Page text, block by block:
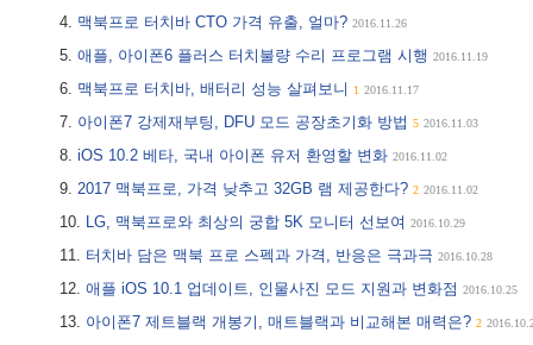
맥북프로 터치바 CTO 가격 유출, 얼마? 2016.11.26
애플, 아이폰6 플러스 터치불량 수리 프로그램 시행 2016.11.19
맥북프로 터치바, 배터리 성능 살펴보니 1 2016.11.17
아이폰7 강제재부팅, DFU 모드 공장초기화 방법 5 2016.11.03
iOS 10.2 베타, 국내 아이폰 유저 환영할 변화 2016.11.02
2017 맥북프로, 가격 낮추고 32GB 램 제공한다? 2 2016.11.02
LG, 맥북프로와 최상의 궁합 5K 모니터 선보여 2016.10.29
터치바 담은 맥북 프로 스펙과 가격, 반응은 극과극 2016.10.28
애플 iOS 10.1 업데이트, 인물사진 모드 지원과 변화점 2016.10.25
아이폰7 제트블랙 개봉기, 매트블랙과 비교해본 매력은? 2